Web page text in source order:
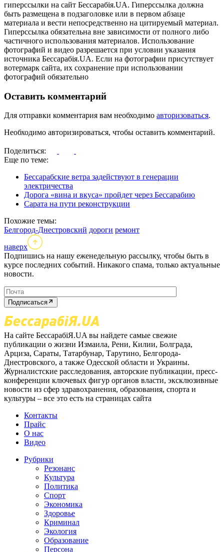
гиперссылки на сайт Бессарабія.UA. Гиперссылка должна
быть размещена в подзаголовке или в первом абзаце
материала и вести непосредственно на цитируемый материал.
Гиперссылка обязательна вне зависимости от полного либо
частичного использования материалов. Использование
фотографий и видео разрешается при условии указания
источника Бессарабія.UA. Если на фотографии присутствует
вотермарк сайта, их сохранение при использовании
фотографий обязательно
Оставить комментарий
Для отправки комментария вам необходимо авторизоваться.
Необходимо авторизироваться, чтобы оставить комментарий.
Поделиться:
Еще по теме:
Бессарабские ветра задействуют в генерации
электричества
Дорога «вина и вкуса» пройдет через Бессарабию
Сарата на пути реконструкции
Похожие темы:
Белгород-Днестровский дороги ремонт
наверх
Подпишись на нашу еженедельную рассылку, чтобы быть в
курсе последних событий. Никакого спама, только актуальные
новости.
Подписаться
На сайте БессарабіЯ.UA вы найдете самые свежие
публикации о жизни Измаила, Рени, Килии, Болграда,
Арциза, Сараты, Татарбунар, Тарутино, Белгорода-
Днестровского, а также Одесской области и Украины.
Журналистские расследования, авторские публикации, пресс-
конференции ключевых фигур органов власти, эксклюзивные
новости из сфер здравохранения, образования, спорта и
культуры – все это есть на страницах сайта
Контакты
Прайс
О нас
Видео
Рубрики
Резонанс
Культура
Политика
Спорт
Экономика
Здоровье
Криминал
Экология
Образование
Персона